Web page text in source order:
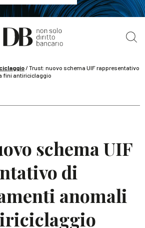
/ 1° Ottobre
sanzionatorio del TUF
/Trust: nuovo schema UIF rappresentativo
fini antiriciclaggio
schema UIF
di
anomali